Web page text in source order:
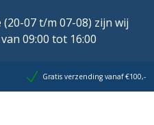
07 t/m 07-08) zijn wij
09:00 tot 16:00
Gratis verzending vanaf €100,-